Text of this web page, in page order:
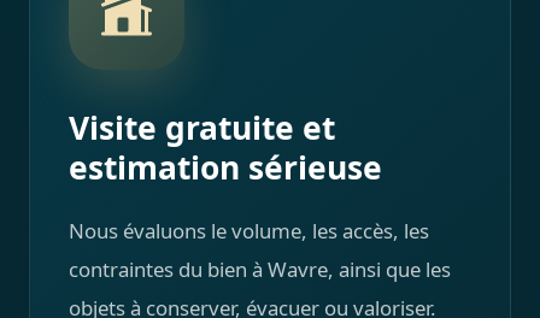
Visite gratuite et
estimation sérieuse
Nous évaluons le volume, les accès, les
contraintes du bien à Wavre, ainsi que les
objets à conserver, évacuer ou valoriser.